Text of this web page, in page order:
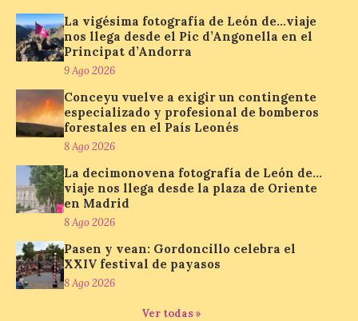
la […]
La Feria del Motor abre
sus puertas en el Colegio
Nuestra Señora del
Carmen de La Bañeza
9 Ago 2026
La muestra presenta
de motocicletas,
colecciones particulares
como de los propios socios de la entidad.
La Feria del Motor ha abierto este viernes
del Carmen, dando […]
La vigésima fotografía de León de…viaje
nos llega desde el Pic d’Angonella en el
Principat d’Andorra
9 Ago 2026
Conceyu vuelve a exigir un contingente
especializado y profesional de bomberos
forestales en el País Leonés
8 Ago 2026
La decimonovena fotografía de León de…
viaje nos llega desde la plaza de Oriente
en Madrid
8 Ago 2026
Pasen y vean: Gordoncillo celebra el
XXIV festival de payasos
8 Ago 2026
Ver todas »